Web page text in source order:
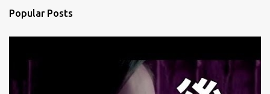
Popular Posts